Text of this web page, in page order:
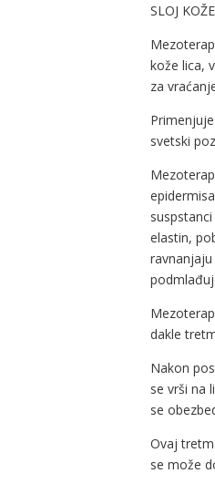
SLOJ
kože lica,
za
svetski
elastin,
dakle
Nakon
se vrši na
se
Ovaj
se može